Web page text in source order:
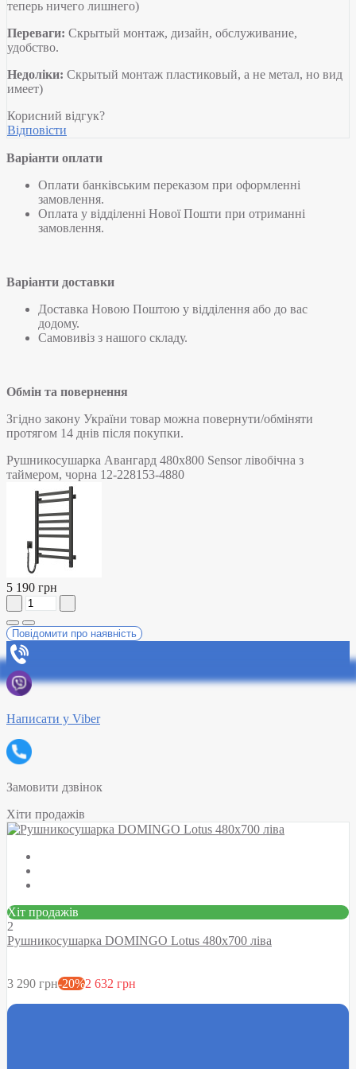
теперь ничего лишнего)
Переваги: Скрытый монтаж, дизайн, обслуживание,
удобство.
Недоліки: Скрытый монтаж пластиковый, а не метал, но вид
имеет)
Корисний відгук?
Відповісти
Варіанти оплати
Оплати банківським переказом при оформленні
замовлення.
Оплата у відділенні Нової Пошти при отриманні
замовлення.
Варіанти доставки
Доставка Новою Поштою у відділення або до вас
додому.
Самовивіз з нашого складу.
Обмін та повернення
Згідно закону України товар можна повернути/обміняти
протягом 14 днів після покупки.
Рушникосушарка Авангард 480х800 Sensor лівобічна з
таймером, чорна 12-228153-4880
5 190 грн
Повідомити про наявність
Написати у Viber
Замовити дзвінок
Хіти продажів
Хіт продажів
2
Рушникосушарка DOMINGO Lotus 480х700 ліва
3 290 грн-20%2 632 грн